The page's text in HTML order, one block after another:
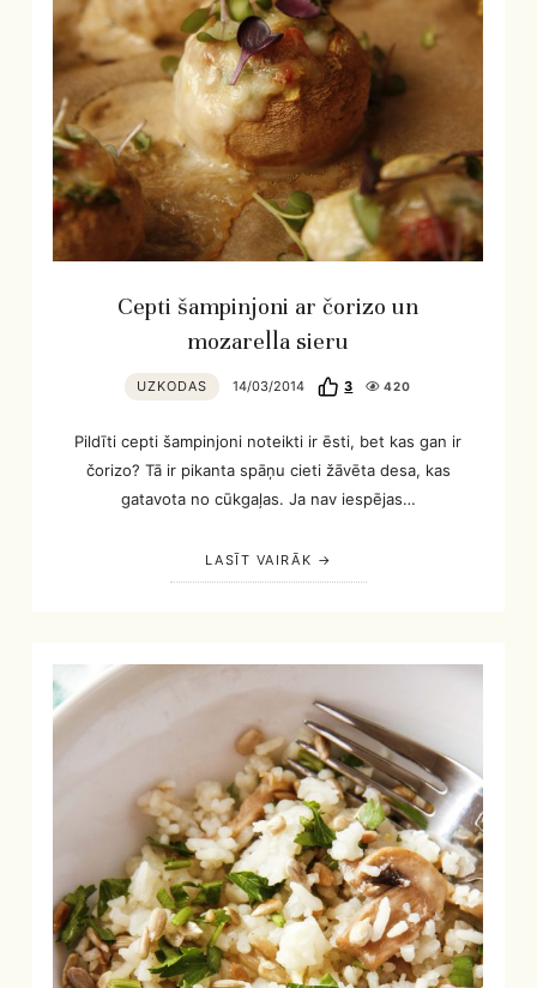
Cepti šampinjoni ar čorizo un
mozarella sieru
UZKODAS 14/03/2014 3 420
Pildīti cepti šampinjoni noteikti ir ēsti, bet kas gan ir
čorizo? Tā ir pikanta spāņu cieti žāvēta desa, kas
gatavota no cūkgaļas. Ja nav iespējas…
LASĪT VAIRĀK